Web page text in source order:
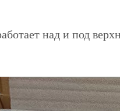
над и под